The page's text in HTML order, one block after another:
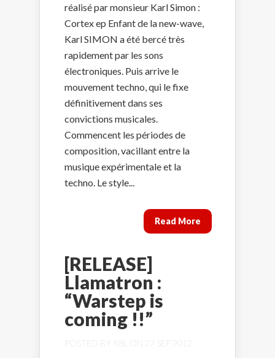
réalisé par monsieur Karl Simon :
Cortex ep Enfant de la new-wave,
Karl SIMON a été bercé très
rapidement par les sons
électroniques. Puis arrive le
mouvement techno, qui le fixe
définitivement dans ses
convictions musicales.
Commencent les périodes de
composition, vacillant entre la
musique expérimentale et la
techno. Le style...
Read More
[RELEASE]
Llamatron :
“Warstep is
coming !!”
POSTED BY K8L ON 27 SEP 2012